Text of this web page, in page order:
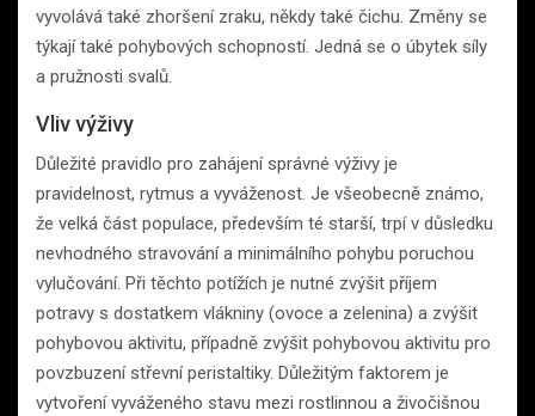
vyvolává také zhoršení zraku, někdy také čichu. Změny se
týkají také pohybových schopností. Jedná se o úbytek síly
a pružnosti svalů.
Vliv výživy
Důležité pravidlo pro zahájení správné výživy je
pravidelnost, rytmus a vyváženost. Je všeobecně známo,
že velká část populace, především té starší, trpí v důsledku
nevhodného stravování a minimálního pohybu poruchou
vylučování. Při těchto potížích je nutné zvýšit příjem
potravy s dostatkem vlákniny (ovoce a zelenina) a zvýšit
pohybovou aktivitu, případně zvýšit pohybovou aktivitu pro
povzbuzení střevní peristaltiky. Důležitým faktorem je
vytvoření vyváženého stavu mezi rostlinnou a živočišnou